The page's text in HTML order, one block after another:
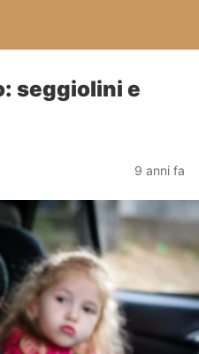
seggiolini e
9 anni fa